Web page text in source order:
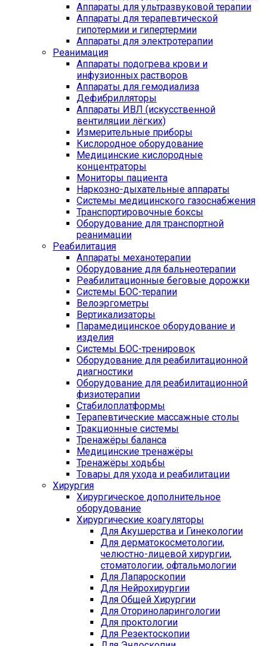
Аппараты для ультразвуковой терапии
Аппараты для терапевтической
гипотермии и гипертермии
Аппараты для электротерапии
Реанимация
Аппараты подогрева крови и
инфузионных растворов
Аппараты для гемодиализа
Дефибрилляторы
Аппараты ИВЛ (искусственной
вентиляции лёгких)
Измерительные приборы
Кислородное оборудование
Медицинские кислородные
концентраторы
Мониторы пациента
Наркозно-дыхательные аппараты
Системы медицинского газоснабжения
Транспортировочные боксы
Оборудование для транспортной
реанимации
Реабилитация
Аппараты механотерапии
Оборудование для бальнеотерапии
Реабилитационные беговые дорожки
Системы БОС-терапии
Велоэргометры
Вертикализаторы
Парамедицинское оборудование и
изделия
Системы БОС-тренировок
Оборудование для реабилитационной
диагностики
Оборудование для реабилитационной
физиотерапии
Стабилоплатформы
Терапевтические массажные столы
Тракционные системы
Тренажёры баланса
Медицинские тренажёры
Тренажёры ходьбы
Товары для ухода и реабилитации
Хирургия
Хирургическое дополнительное
оборудование
Хирургические коагуляторы
Для Акушерства и Гинекологии
Для дерматокосметологии,
челюстно-лицевой хирургии,
стоматологии, офтальмологии
Для Лапароскопии
Для Нейрохирургии
Для Общей Хирургии
Для Оториноларингологии
Для проктологии
Для Резектоскопии